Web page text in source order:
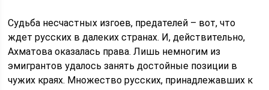
Судьба несчастных изгоев, предателей – вот, что
ждет русских в далеких странах. И, действительно,
Ахматова оказалась права. Лишь немногим из
эмигрантов удалось занять достойные позиции в
чужих краях. Множество русских, принадлежавших к